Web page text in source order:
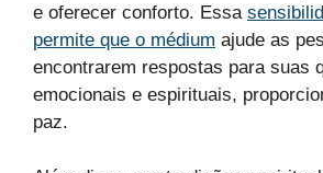
e oferecer conforto. Essa
permite que o médium ajude as
encontrarem respostas para suas
emocionais e espirituais,
paz.